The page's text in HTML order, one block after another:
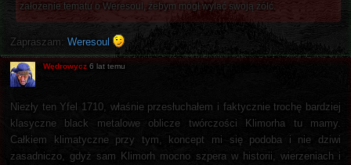
założenie tematu o Weresoul, żebym mógł wylać swoją żółć.
Zapraszam: Weresoul
Wędrowycz 6 lat temu
Niezły ten Yfel 1710, właśnie przesłuchałem i faktycznie trochę bardziej
klasyczne black metalowe oblicze twórczości Klimorha tu mamy.
Całkiem klimatyczne przy tym, koncept mi się podoba i nie dziwi
zasadniczo, gdyż sam Klimorh mocno szpera w historii, wierzeniach i